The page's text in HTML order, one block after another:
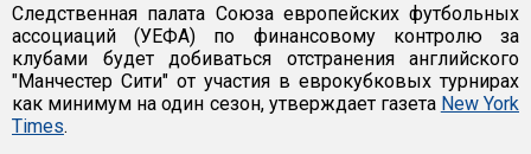
Следственная палата Союза европейских футбольных
ассоциаций (УЕФА) по финансовому контролю за
клубами будет добиваться отстранения английского
"Манчестер Сити" от участия в еврокубковых турнирах
как минимум на один сезон, утверждает газета New York
Times.